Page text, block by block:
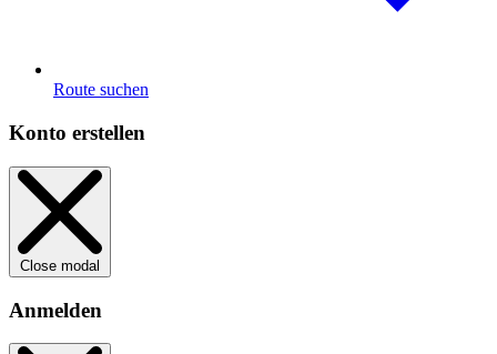
Route suchen
Konto erstellen
Close modal
Anmelden